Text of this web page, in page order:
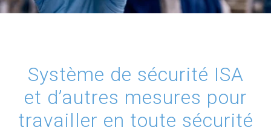
Système de sécurité ISA
et d’autres mesures pour
travailler en toute sécurité